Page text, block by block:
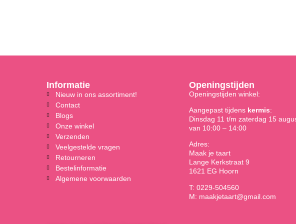
Informatie
Nieuw in ons assortiment!
Contact
Blogs
Onze winkel
Verzenden
Veelgestelde vragen
Retourneren
Bestelinformatie
Algemene voorwaarden
Openingstijden
Openingstijden winkel:
Aangepast tijdens kermis:
Dinsdag 11 t/m zaterdag 15
van 10:00 – 14:00
Adres:
Maak je taart
Lange Kerkstraat 9
1621 EG Hoorn
T: 0229-504560
M: maakjetaart@gmail.com